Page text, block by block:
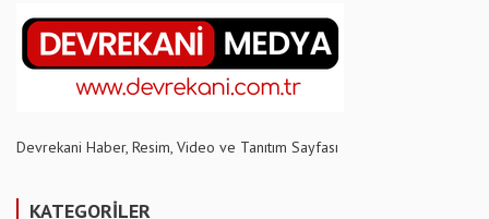
Devrekani Haber, Resim, Video ve Tanıtım Sayfası
KATEGORİLER